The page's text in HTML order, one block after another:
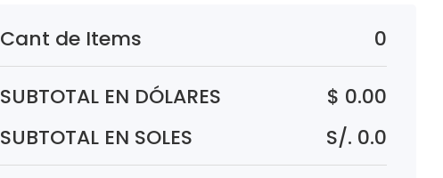
Cant de Items 0
SUBTOTAL EN DÓLARES
$ 0.00
SUBTOTAL EN SOLES
S/. 0.0